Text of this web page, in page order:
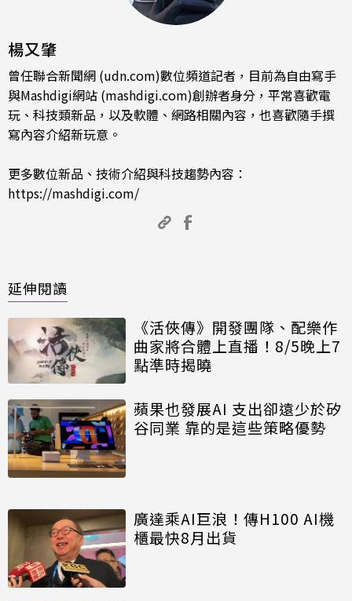
楊又肇
曾任聯合新聞網 (udn.com)數位頻道記者，目前為自由寫手
與Mashdigi網站 (mashdigi.com)創辦者身分，平常喜歡電
玩、科技類新品，以及軟體、網路相關內容，也喜歡隨手撰
寫內容介紹新玩意。
更多數位新品、技術介紹與科技趨勢內容：
https://mashdigi.com/
延伸閱讀
《活俠傳》開發團隊、配樂作
曲家將合體上直播！8/5晚上7
點準時揭曉
蘋果也發展AI 支出卻遠少於矽
谷同業 靠的是這些策略優勢
廣達乘AI巨浪！傳H100 AI機
櫃最快8月出貨